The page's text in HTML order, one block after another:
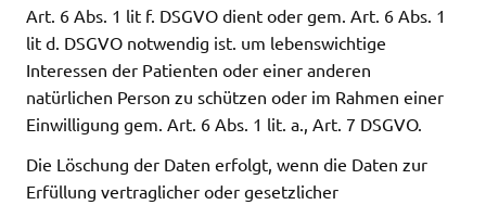
Art. 6 Abs. 1 lit f. DSGVO dient oder gem. Art. 6 Abs. 1
lit d. DSGVO notwendig ist. um lebenswichtige
Interessen der Patienten oder einer anderen
natürlichen Person zu schützen oder im Rahmen einer
Einwilligung gem. Art. 6 Abs. 1 lit. a., Art. 7 DSGVO.
Die Löschung der Daten erfolgt, wenn die Daten zur
Erfüllung vertraglicher oder gesetzlicher